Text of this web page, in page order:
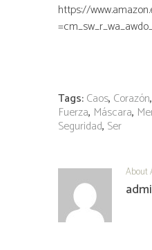
https://
Tags:Caos, Corazón,
Fuerza, Máscara,
Seguridad, Ser
About